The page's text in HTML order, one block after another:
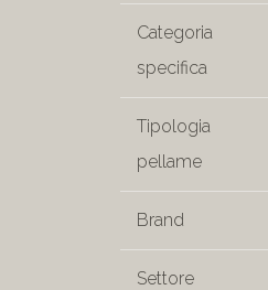
Categoria
specifica
Tipologia
pellame
Brand
Settore